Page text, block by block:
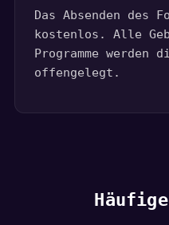
Das Absenden des
kostenlos. Alle
Programme werden
offengelegt.